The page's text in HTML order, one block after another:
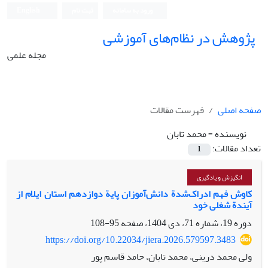
پژوهش در نظام‌های آموزشی
مجله علمی
صفحه اصلی
فهرست مقالات
نویسنده =محمد تابان
تعداد مقالات:
1
انگیزش و یادگیری
کاوش فهم ادراک‌شدة دانش‌‌آموزان پایة دوازدهم استان ایلام از
آیندة شغلی خود
دوره 19، شماره 71، دی 1404، صفحه
95-108
https://doi.org/10.22034/jiera.2026.579597.3483
ولی محمد درینی، محمد تابان، حامد قاسم پور